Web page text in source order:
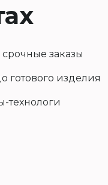
заказы
готового изделия